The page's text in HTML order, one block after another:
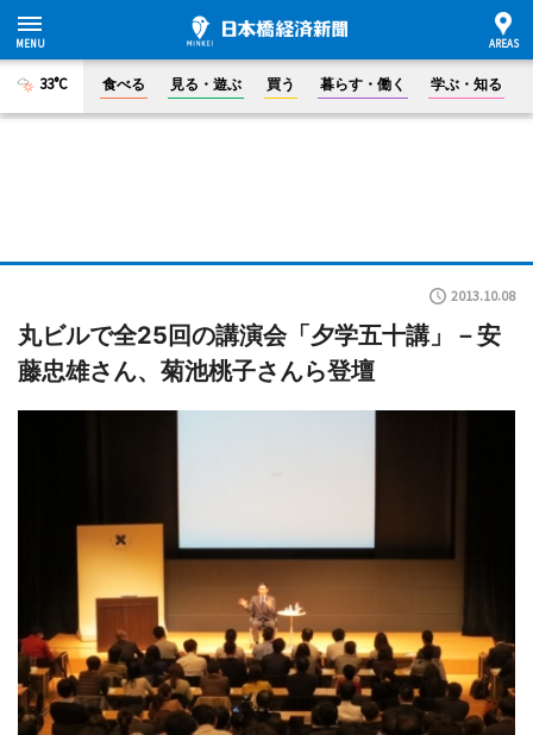
33°C 食べる 見る・遊ぶ 買う 暮らす・働く 学ぶ・知る
2013.10.08
丸ビルで全25回の講演会「夕学五十講」－安
藤忠雄さん、菊池桃子さんら登壇